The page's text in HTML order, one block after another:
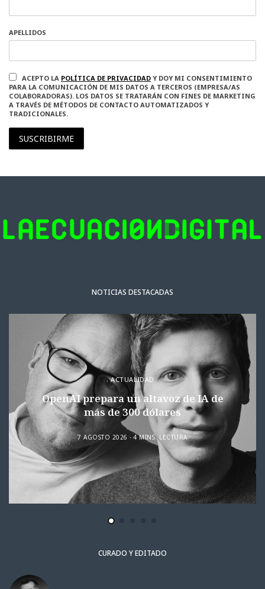
APELLIDOS
ACEPTO LA POLÍTICA DE PRIVACIDAD Y DOY MI CONSENTIMIENTO
PARA LA COMUNICACIÓN DE MIS DATOS A TERCEROS (EMPRESA/AS
COLABORADORAS). LOS DATOS SE TRATARÁN CON FINES DE MARKETING
A TRAVÉS DE MÉTODOS DE CONTACTO AUTOMATIZADOS Y
TRADICIONALES.
SUSCRIBIRME
NOTICIAS DESTACADAS
ACTUALIDAD
OpenAI prepara un altavoz de IA de
más de 300 dólares
7 AGOSTO 2026 4 MINS. LECTURA
CURADO Y EDITADO